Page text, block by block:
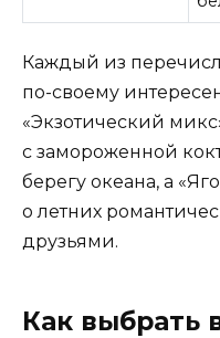
Каждый из
по-своему
«Экзотический
с замороженной
берегу океана, а
о летних
друзьями.
Как выбрать